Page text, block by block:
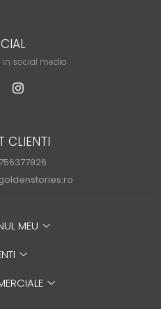
in social media
CLIENTI
MEU